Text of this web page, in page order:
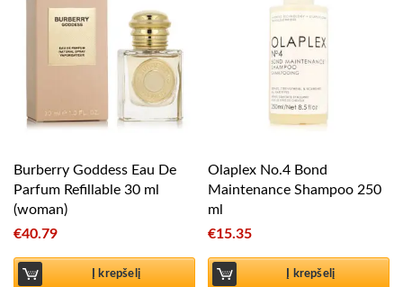
Burberry Goddess Eau De
Parfum Refillable 30 ml
(woman)
€40.79
Į krepšelį
Olaplex No.4 Bond
Maintenance Shampoo 250
ml
€15.35
Į krepšelį